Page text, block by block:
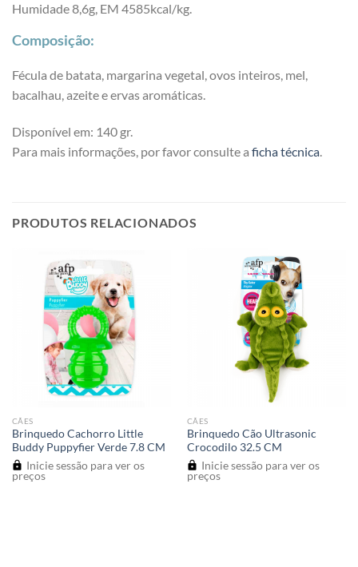
Humidade 8,6g, EM 4585kcal/kg.
Composição:
Fécula de batata, margarina vegetal, ovos inteiros, mel,
bacalhau, azeite e ervas aromáticas.
Disponível em: 140 gr.
Para mais informações, por favor consulte a ficha técnica.
PRODUTOS RELACIONADOS
CÃES
Brinquedo Cachorro Little
Buddy Puppyfier Verde 7.8 CM
Inicie sessão para ver os
preços
CÃES
Brinquedo Cão Ultrasonic
Crocodilo 32.5 CM
Inicie sessão para ver os
preços